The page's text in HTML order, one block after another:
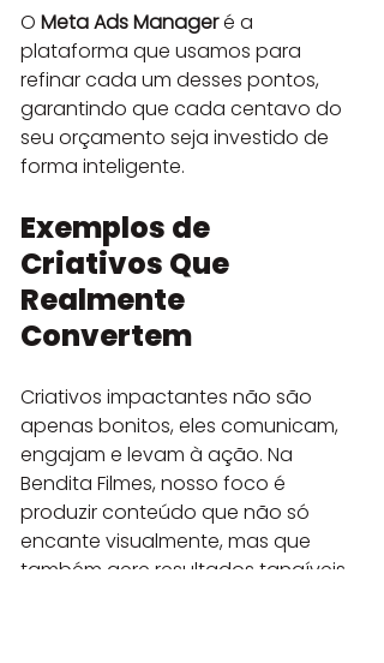
O Meta Ads Manager é a
plataforma que usamos para
refinar cada um desses pontos,
garantindo que cada centavo do
seu orçamento seja investido de
forma inteligente.
Exemplos de
Criativos Que
Realmente
Convertem
Criativos impactantes não são
apenas bonitos, eles comunicam,
engajam e levam à ação. Na
Bendita Filmes, nosso foco é
produzir conteúdo que não só
encante visualmente, mas que
também gere resultados tangíveis